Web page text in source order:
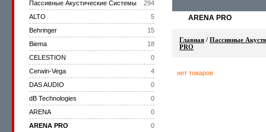
294
Пассивные Акустические Системы
5
ALTO
15
Behringer
18
Biema
0
CELESTION
4
Cerwin-Vega
0
DAS AUDIO
0
dB Technologies
0
ARENA
0
ARENA PRO
ARENA PRO
Главная / Пассивные
PRO
нет товаров